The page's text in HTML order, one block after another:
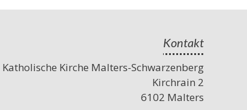
Kontakt
Katholische Kirche Malters-Schwarzenberg
Kirchrain 2
6102 Malters